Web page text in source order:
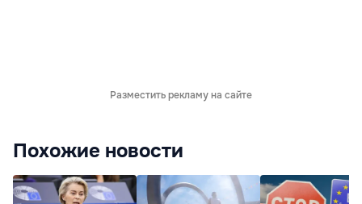
Разместить рекламу на сайте
Похожие новости